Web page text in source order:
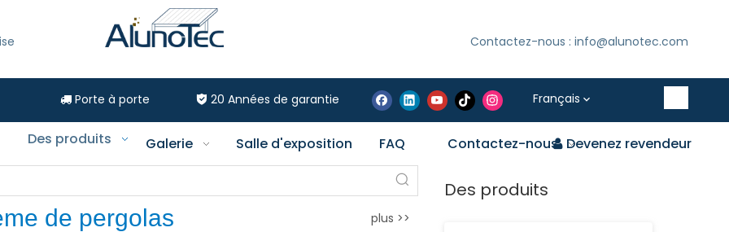
Contactez-nous : info@alunotec.com
Porte à porte  20 Années de garantie Français
Des produits Galerie Salle d'exposition FAQ Contactez-nous Devenez revendeur
de pergolas plus >>
Des produits